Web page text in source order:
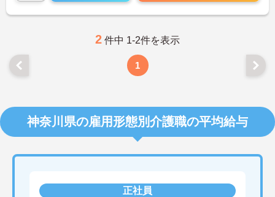
2 件中 1-2件を表示
1
神奈川県の雇用形態別介護職の平均給与
正社員